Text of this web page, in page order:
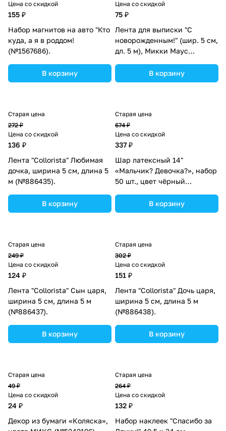
Цена со скидкой
155 ₽
Набор магнитов на авто "Кто
куда, а я в роддом!
(№1567686).
В корзину
Цена со скидкой
75 ₽
Лента для выписки "С
новорожденным!" (шир. 5 см,
дл. 5 м), Микки Маус
В корзину
Старая цена
272 ₽
Цена со скидкой
136 ₽
Лента "Collorista" Любимая
дочка, ширина 5 см, длина 5
м (№886435).
В корзину
Старая цена
674 ₽
Цена со скидкой
337 ₽
Шар латексный 14"
«Мальчик? Девочка?», набор
50 шт., цвет чёрный
В корзину
Старая цена
249 ₽
Цена со скидкой
124 ₽
Лента "Collorista" Сын царя,
ширина 5 см, длина 5 м
(№886437).
В корзину
Старая цена
302 ₽
Цена со скидкой
151 ₽
Лента "Collorista" Дочь царя,
ширина 5 см, длина 5 м
(№886438).
В корзину
Старая цена
49 ₽
Цена со скидкой
24 ₽
Декор из бумаги «Коляска»,
Старая цена
264 ₽
Цена со скидкой
132 ₽
Набор наклеек "Спасибо за